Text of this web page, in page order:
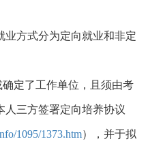
业方式分为定向就业和非定
定了工作单位，且须由考
人三方签署定向培养协议
1095/1373.htm），并于拟